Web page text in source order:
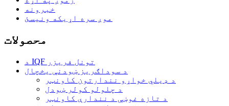
خبرونه
موږ سره اړیکه ونیسئ
محصولات
د IQF تونل فریزر
د سوداګریز ښودنې یخچال
د ډیلي خواړو نندارتون کاونټر
د چلولو کولر ښودل
د تازه غوښې د نندارې کاونټر